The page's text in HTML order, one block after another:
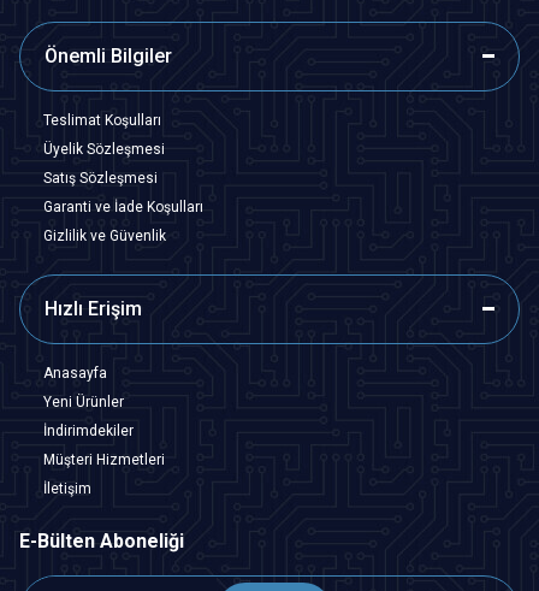
Önemli Bilgiler
Teslimat Koşulları
Üyelik Sözleşmesi
Satış Sözleşmesi
Garanti ve İade Koşulları
Gizlilik ve Güvenlik
Hızlı Erişim
Anasayfa
Yeni Ürünler
İndirimdekiler
Müşteri Hizmetleri
İletişim
E-Bülten Aboneliği